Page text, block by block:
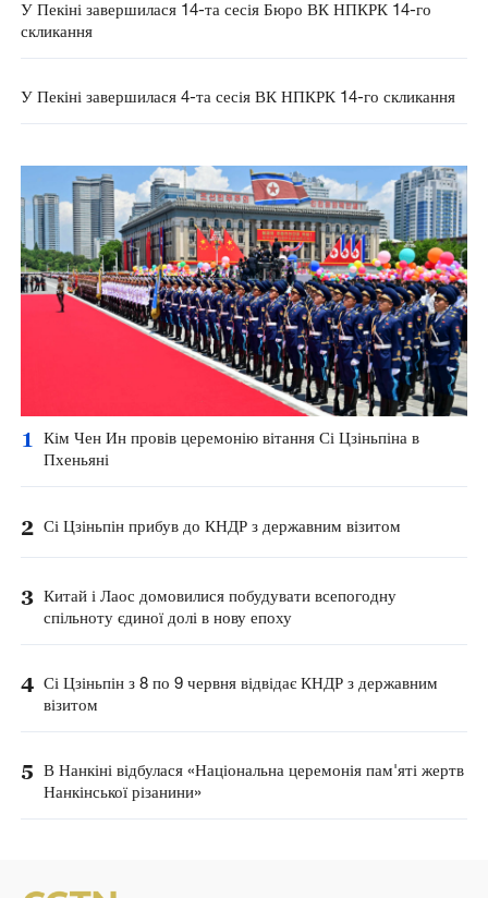
У Пекіні завершилася 14-та сесія Бюро ВК НПКРК 14-го
скликання
У Пекіні завершилася 4-та сесія ВК НПКРК 14-го скликання
1
Кім Чен Ин провів церемонію вітання Сі Цзіньпіна в
Пхеньяні
2 Сі Цзіньпін прибув до КНДР з державним візитом
3 Китай і Лаос домовилися побудувати всепогодну
спільноту єдиної долі в нову епоху
4 Сі Цзіньпін з 8 по 9 червня відвідає КНДР з державним
візитом
5 В Нанкіні відбулася «Національна церемонія пам'яті жертв
Нанкінської різанини»